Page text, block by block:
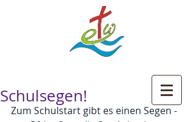
Schulsegen!
Zum Schulstart gibt es einen Segen -